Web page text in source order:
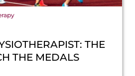
THE
THE MEDALS